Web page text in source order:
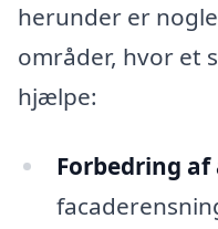
herunder er
områder, hvor et
hjælpe:
Forbedring